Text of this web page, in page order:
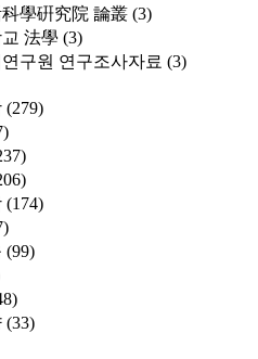
學硏究院 論叢 (3)
法學 (3)
구원 연구조사자료 (3)
(279)
(174)
(99)
(33)